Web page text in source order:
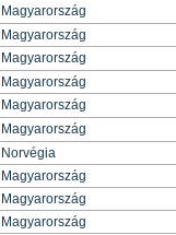
Magyarország
Magyarország
Magyarország
Magyarország
Magyarország
Magyarország
Norvégia
Magyarország
Magyarország
Magyarország